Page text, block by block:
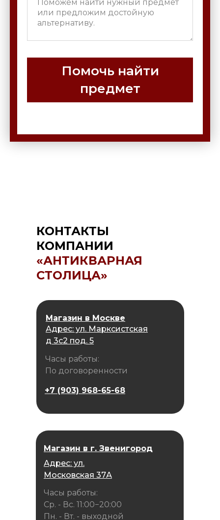
Помочь найти
предмет
КОНТАКТЫ
КОМПАНИИ
«АНТИКВАРНАЯ
СТОЛИЦА»
Магазин в Москве
Адрес: ул. Марксистская
д 3с2 под. 5
Часы работы:
По договоренности
Часы работы:
Ср. - Вс. 11:00−20:00
Пн. - Вт. - выходной
Магазин в г. Звенигород
Адрес: ул.
Московская 37А
+7 (903) 968-65-68